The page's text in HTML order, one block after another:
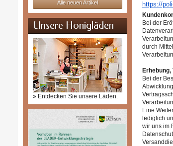
Alle neuen Artikel
Unsere Honigläden
» Entdecken Sie unsere Läden.
https://
Bei der
durch
Bei der
Eine
lediglich
wir uns im